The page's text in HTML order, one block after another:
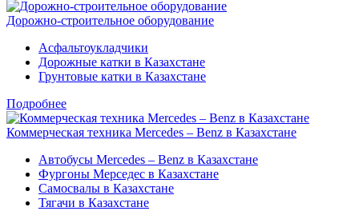
Дорожно-строительное оборудование
Асфальтоукладчики
Дорожные катки в Казахстане
Грунтовые катки в Казахстане
Подробнее
Коммерческая техника Mercedes – Benz в Казахстане
Автобусы Mercedes – Benz в Казахстане
Фургоны Мерседес в Казахстане
Самосвалы в Казахстане
Тягачи в Казахстане